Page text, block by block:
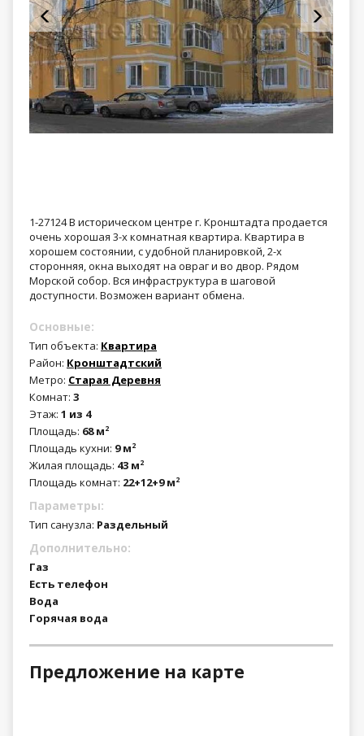
1-27124 В историческом центре г. Кронштадта продается
очень хорошая 3-х комнатная квартира. Квартира в
хорошем состоянии, с удобной планировкой, 2-х
сторонняя, окна выходят на овраг и во двор. Рядом
Морской собор. Вся инфраструктура в шаговой
доступности. Возможен вариант обмена.
Основные:
Тип объекта: Квартира
Район: Кронштадтский
Метро: Старая Деревня
Комнат: 3
Этаж: 1 из 4
Площадь: 68 м2
Площадь кухни: 9 м2
Жилая площадь: 43 м2
Площадь комнат: 22+12+9 м2
Параметры:
Тип санузла: Раздельный
Дополнительно:
Газ
Есть телефон
Вода
Горячая вода
Предложение на карте